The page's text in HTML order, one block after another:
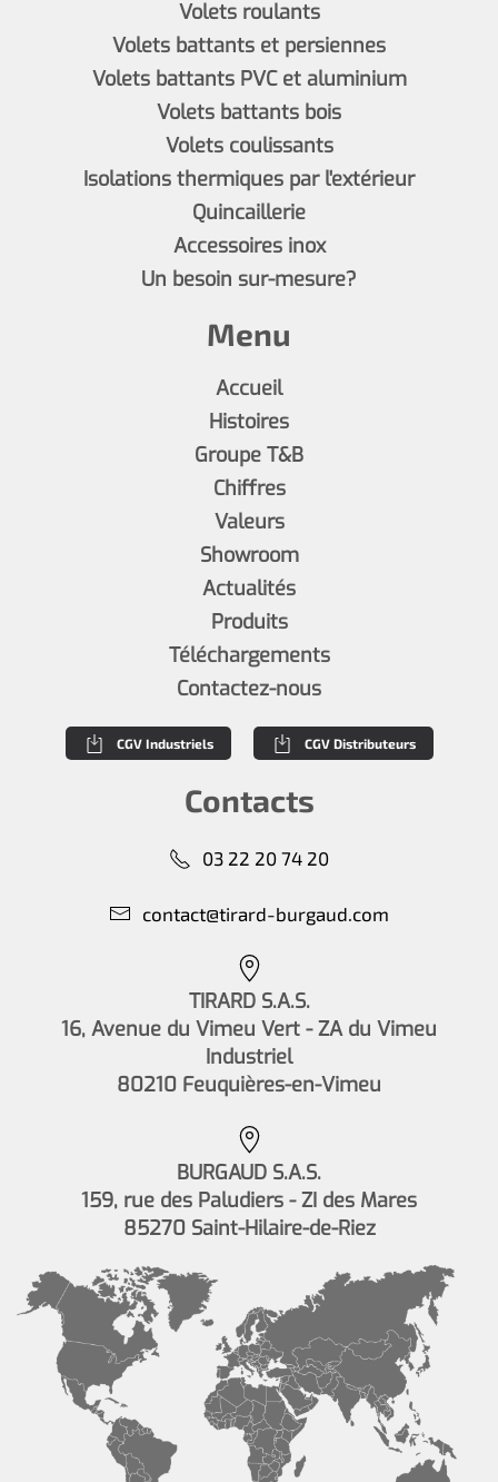
Volets roulants
Volets battants et persiennes
Volets battants PVC et aluminium
Volets battants bois
Volets coulissants
Isolations thermiques par l'extérieur
Quincaillerie
Accessoires inox
Un besoin sur-mesure?
Menu
Accueil
Histoires
Groupe T&B
Chiffres
Valeurs
Showroom
Actualités
Produits
Téléchargements
Contactez-nous
CGV Industriels CGV Distributeurs
Contacts
03 22 20 74 20
contact@tirard-burgaud.com
TIRARD S.A.S.
16, Avenue du Vimeu Vert - ZA du Vimeu
Industriel
80210 Feuquières-en-Vimeu
BURGAUD S.A.S.
159, rue des Paludiers - ZI des Mares
85270 Saint-Hilaire-de-Riez